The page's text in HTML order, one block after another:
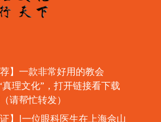
荐】一款非常好用的教会
真理文化”，打开链接看下载
请帮忙转发）
证】|一位眼科医生在上海佘山